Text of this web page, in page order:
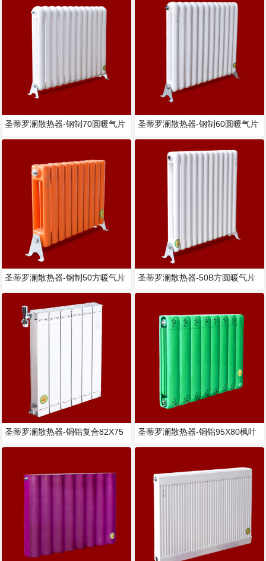
圣蒂罗澜散热器-钢制70圆暖气片
圣蒂罗澜散热器-钢制50方暖气片
圣蒂罗澜散热器-铜铝复合82X75
圣蒂罗澜散热器-钢制60圆暖气片
圣蒂罗澜散热器-50B方圆暖气片
圣蒂罗澜散热器-铜铝95X80枫叶